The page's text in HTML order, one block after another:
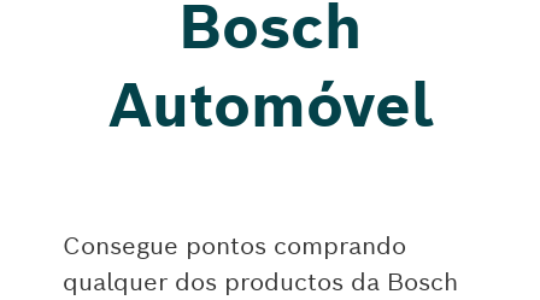
Bosch
Automóvel
Consegue pontos comprando
qualquer dos productos da Bosch